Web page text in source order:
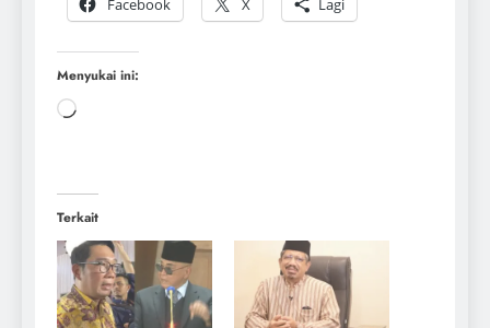
Facebook
X Lagi
Menyukai ini:
Terkait